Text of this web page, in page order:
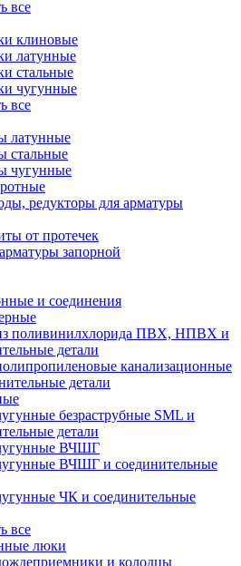
все
клиновые
латунные
стальные
чугунные
все
латунные
стальные
чугунные
редукторы для арматуры
от протечек
запорной
и соединения
поливинилхлорида ПВХ, НПВХ и
детали
канализационные
детали
безраструбные SML и
детали
ВЧШГ
ВЧШГ и соединительные
ЧК и соединительные
все
люки
и колодцы